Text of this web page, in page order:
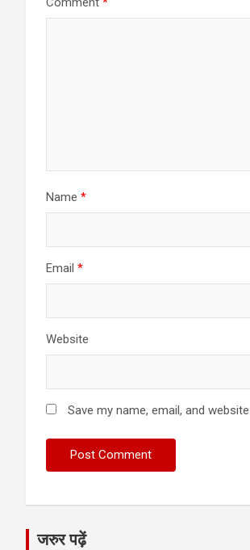
Name *
Email *
Website
Save my name, email, and
जरुर पढ़ें